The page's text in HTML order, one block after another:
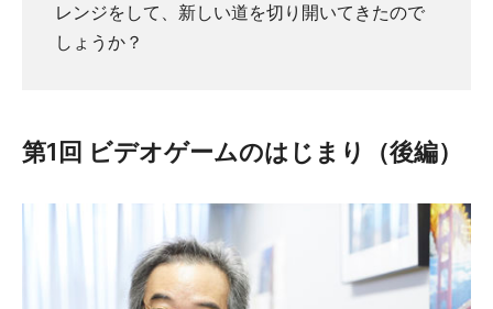
レンジをして、新しい道を切り開いてきたので
しょうか？
第1回 ビデオゲームのはじまり（後編）